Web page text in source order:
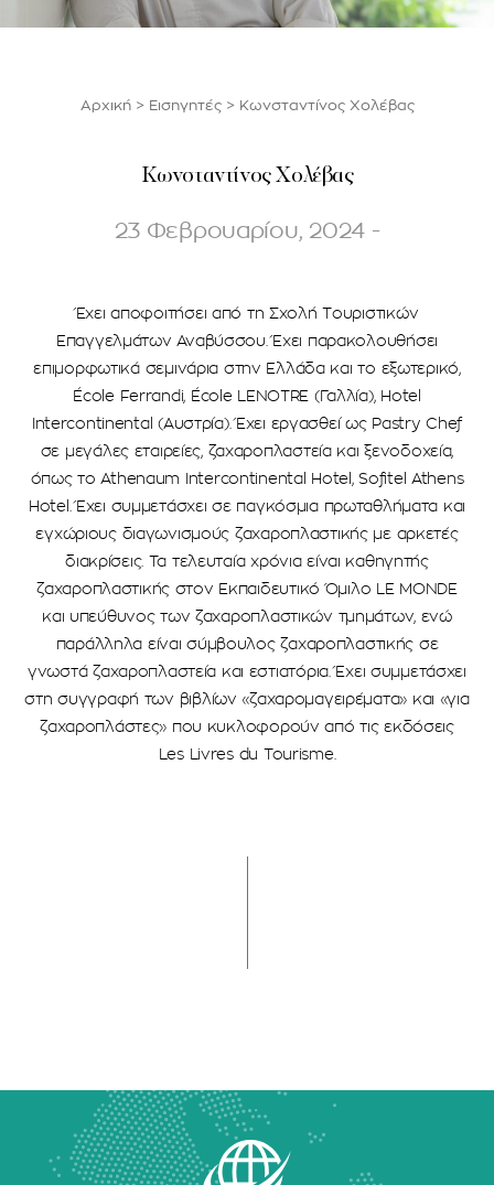
Αρχική> Εισηγητές> Κωνσταντίνος Χολέβας
Κωνσταντίνος Χολέβας
23 Φεβρουαρίου, 2024 -
Έχει αποφοιτήσει από τη Σχολή Τουριστικών
Επαγγελμάτων Αναβύσσου. Έχει παρακολουθήσει
επιμορφωτικά σεμινάρια στην Ελλάδα και το εξωτερικό,
École Ferrandi, École LENOTRE (Γαλλία), Hotel
Intercontinental (Αυστρία). Έχει εργασθεί ως Pastry Chef
σε μεγάλες εταιρείες, ζαχαροπλαστεία και ξενοδοχεία,
όπως το Athenaum Intercontinental Hotel, Sofitel Athens
Hotel. Έχει συμμετάσχει σε παγκόσμια πρωταθλήματα και
εγχώριους διαγωνισμούς ζαχαροπλαστικής με αρκετές
διακρίσεις. Τα τελευταία χρόνια είναι καθηγητής
ζαχαροπλαστικής στον Εκπαιδευτικό Όμιλο LE MONDE
και υπεύθυνος των ζαχαροπλαστικών τμημάτων, ενώ
παράλληλα είναι σύμβουλος ζαχαροπλαστικής σε
γνωστά ζαχαροπλαστεία και εστιατόρια. Έχει συμμετάσχει
στη συγγραφή των βιβλίων «ζαχαρομαγειρέματα» και «για
ζαχαροπλάστες» που κυκλοφορούν από τις εκδόσεις
Les Livres du Tourisme.